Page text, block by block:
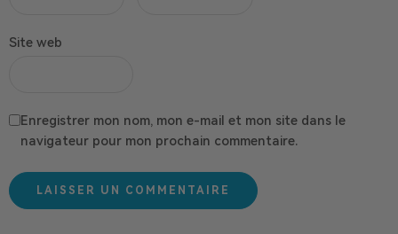
Site web
Enregistrer mon nom, mon e-mail et mon site dans le
navigateur pour mon prochain commentaire.